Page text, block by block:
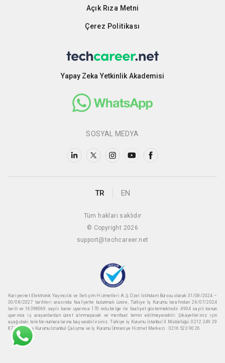
Açık Rıza Metni
Çerez Politikası
Yapay Zeka Yetkinlik Akademisi
SOSYAL MEDYA
TR EN
Tüm hakları saklıdır
© Copyright 2026
support@techcareer.net
Kariyer.net Elektronik Yayıncılık ve İletişim Hizmetleri A.Ş. Özel İstihdam Bürosu olarak 31/08/2024 –
30/08/2027 tarihleri arasında faaliyette bulunmak üzere, Türkiye İş Kurumu tarafından 26/07/2024
tarih ve 16398069 sayılı karar uyarınca 170 nolu belge ile faaliyet göstermektedir. 4904 sayılı kanun
uyarınca iş arayanlardan ücret alınmayacak ve menfaat temin edilmeyecektir. Şikayetleriniz için
aşağıdaki telefon numaralarına başvurabilirsiniz. Türkiye İş Kurumu İstanbul İl Müdürlüğü: 0212 249 29
87 Türkiye iş Kurumu İstanbul Çalışma ve İş Kurumu Ümraniye Hizmet Merkezi : 0216 523 90 26